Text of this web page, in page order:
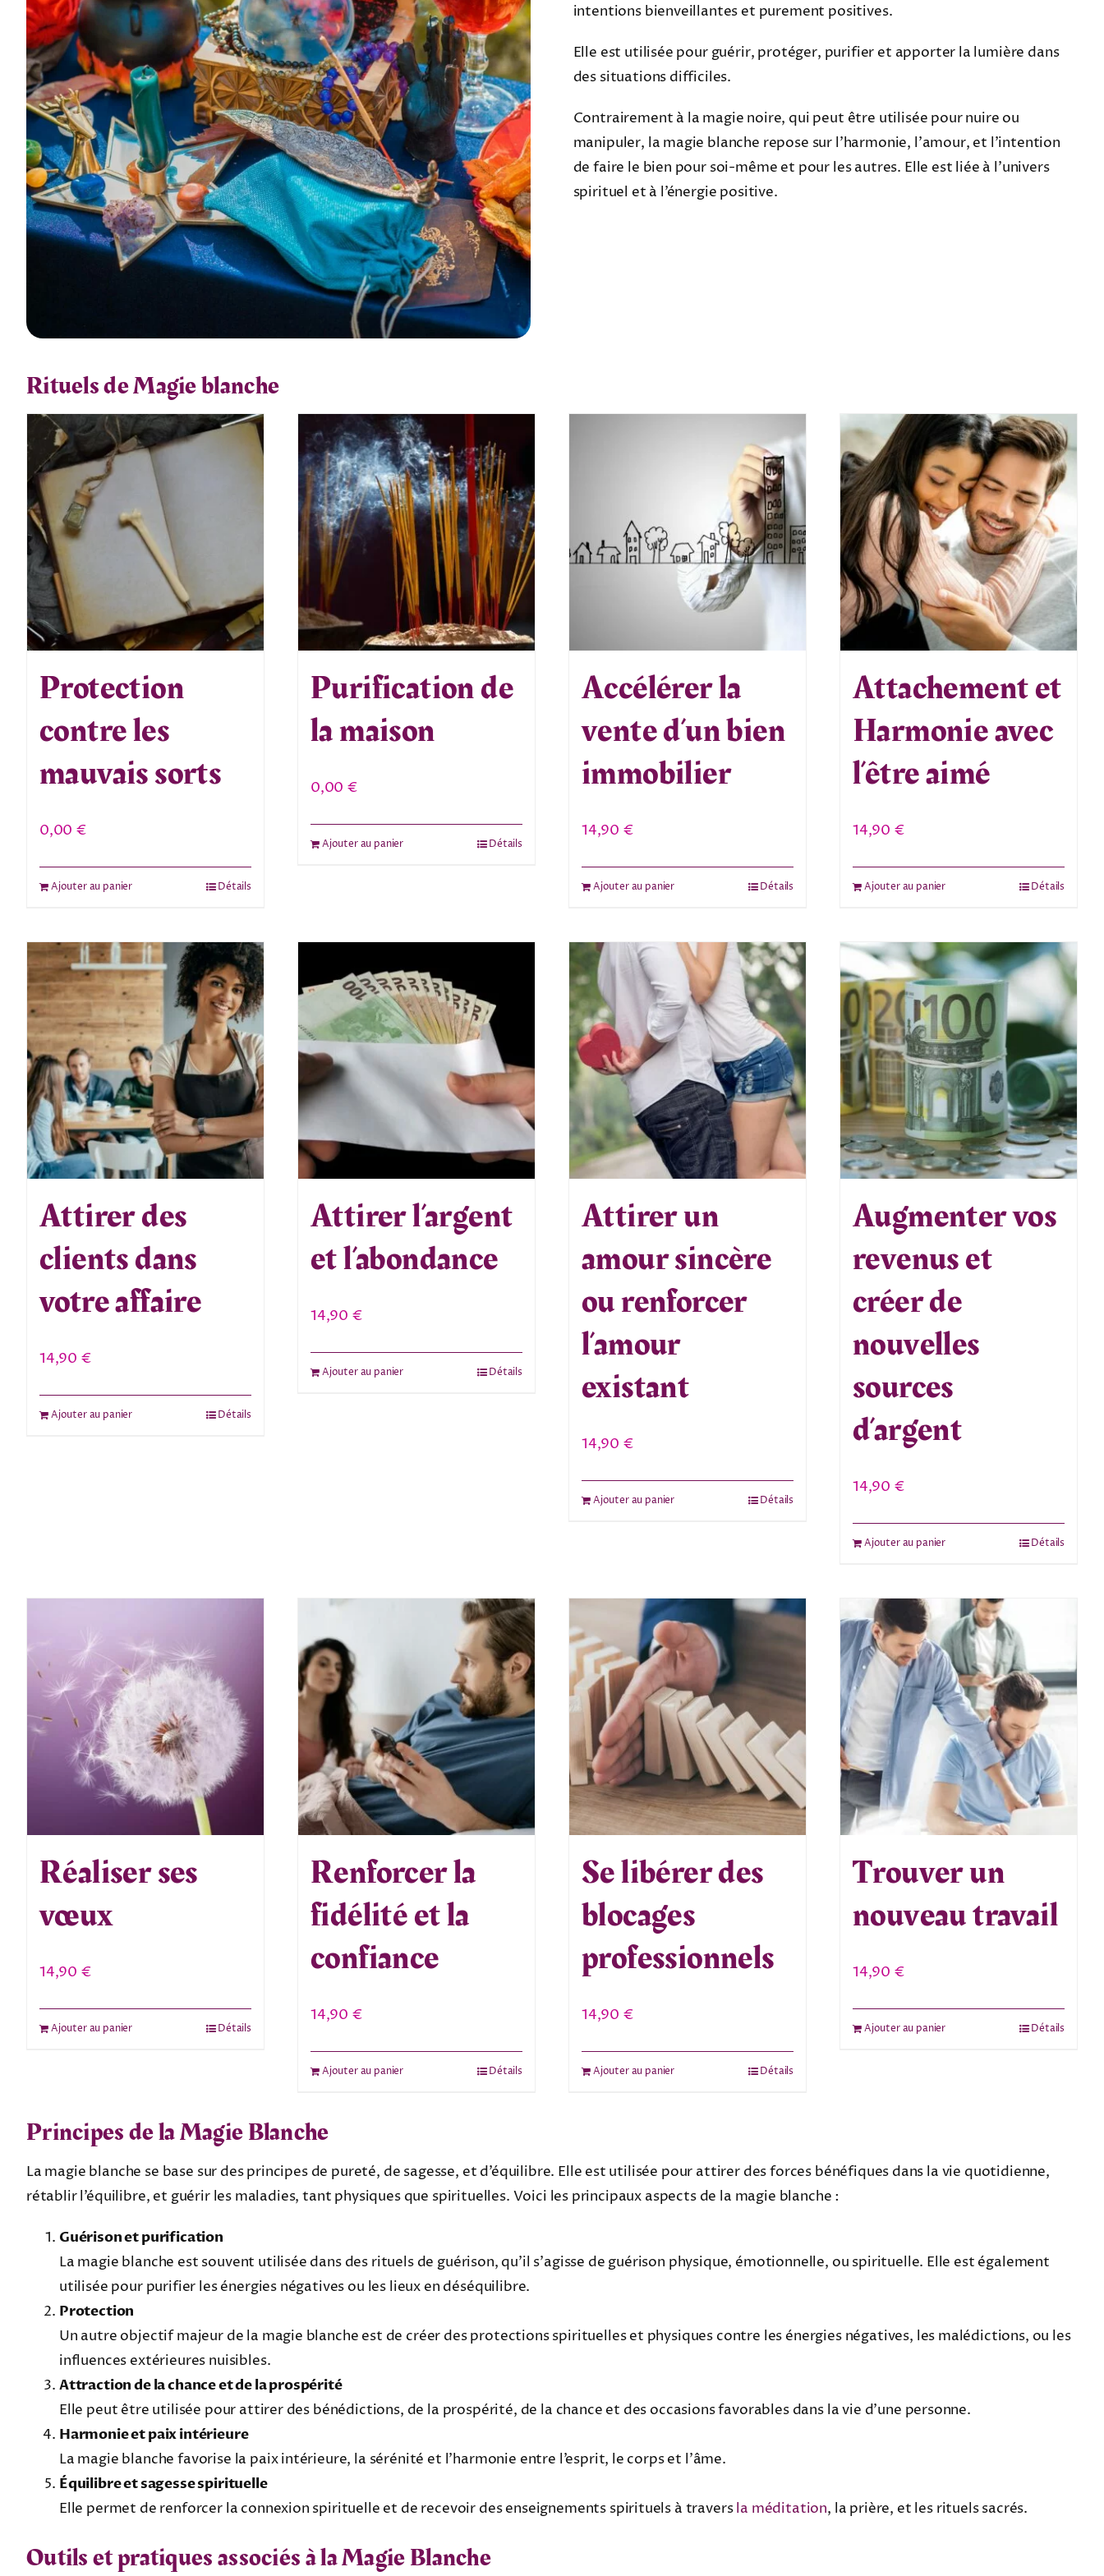
intentions bienveillantes et purement positives.
Elle est utilisée pour guérir, protéger, purifier et apporter la lumière dans
des situations difficiles.
Contrairement à la magie noire, qui peut être utilisée pour nuire ou
manipuler, la magie blanche repose sur l’harmonie, l’amour, et l’intention
de faire le bien pour soi-même et pour les autres. Elle est liée à l’univers
spirituel et à l’énergie positive.
Rituels de Magie blanche
Protection
contre les
mauvais sorts
0,00 €
Ajouter au panier Détails
Purification de
la maison
0,00 €
Ajouter au panier Détails
Accélérer la
vente d’un bien
immobilier
14,90 €
Ajouter au panier Détails
Attachement et
Harmonie avec
l’être aimé
14,90 €
Ajouter au panier Détails
Attirer des
clients dans
votre affaire
14,90 €
Ajouter au panier Détails
Attirer l’argent
et l’abondance
14,90 €
Ajouter au panier Détails
Attirer un
amour sincère
ou renforcer
l’amour
existant
14,90 €
Ajouter au panier Détails
Augmenter vos
revenus et
créer de
nouvelles
sources
d’argent
14,90 €
Ajouter au panier Détails
Réaliser ses
vœux
14,90 €
Ajouter au panier Détails
Renforcer la
fidélité et la
confiance
14,90 €
Ajouter au panier Détails
Se libérer des
blocages
professionnels
14,90 €
Ajouter au panier Détails
Trouver un
nouveau travail
14,90 €
Ajouter au panier Détails
Principes de la Magie Blanche
La magie blanche se base sur des principes de pureté, de sagesse, et d’équilibre. Elle est utilisée pour attirer des forces bénéfiques dans la vie quotidienne,
rétablir l’équilibre, et guérir les maladies, tant physiques que spirituelles. Voici les principaux aspects de la magie blanche :
Guérison et purification
La magie blanche est souvent utilisée dans des rituels de guérison, qu’il s’agisse de guérison physique, émotionnelle, ou spirituelle. Elle est également
utilisée pour purifier les énergies négatives ou les lieux en déséquilibre.
Protection
Un autre objectif majeur de la magie blanche est de créer des protections spirituelles et physiques contre les énergies négatives, les malédictions, ou les
influences extérieures nuisibles.
Attraction de la chance et de la prospérité
Elle peut être utilisée pour attirer des bénédictions, de la prospérité, de la chance et des occasions favorables dans la vie d’une personne.
Harmonie et paix intérieure
La magie blanche favorise la paix intérieure, la sérénité et l’harmonie entre l’esprit, le corps et l’âme.
Équilibre et sagesse spirituelle
Elle permet de renforcer la connexion spirituelle et de recevoir des enseignements spirituels à traversla méditation, la prière, et les rituels sacrés.
Outils et pratiques associés à la Magie Blanche